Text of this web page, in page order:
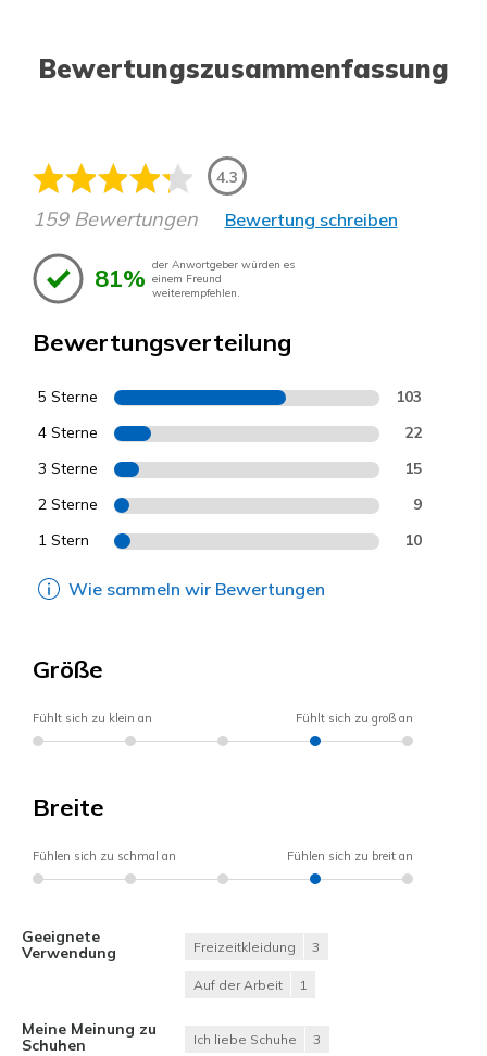
Bewertungszusammenfassung
4.3
159 Bewertungen Bewertung schreiben
81% der Anwortgeber würden es
einem Freund
weiterempfehlen.
Bewertungsverteilung
5 Sterne 103
4 Sterne 22
3 Sterne 15
2 Sterne 9
1 Stern 10
Wie sammeln wir Bewertungen
Größe
Fühlt sich zu klein an Fühlt sich zu groß an
Breite
Fühlen sich zu schmal an Fühlen sich zu breit an
Geeignete
Verwendung
Freizeitkleidung 3
Auf der Arbeit 1
Meine Meinung zu
Schuhen
Ich liebe Schuhe 3